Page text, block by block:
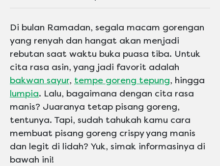
Di bulan Ramadan, segala macam gorengan
yang renyah dan hangat akan menjadi
rebutan saat waktu buka puasa tiba. Untuk
cita rasa asin, yang jadi favorit adalah
bakwan sayur, tempe goreng tepung, hingga
lumpia. Lalu, bagaimana dengan cita rasa
manis? Juaranya tetap pisang goreng,
tentunya. Tapi, sudah tahukah kamu cara
membuat pisang goreng crispy yang manis
dan legit di lidah? Yuk, simak informasinya di
bawah ini!